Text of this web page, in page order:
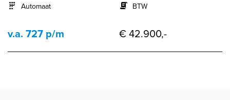
Automaat
BTW
v.a. 727 p/m € 42.900,-